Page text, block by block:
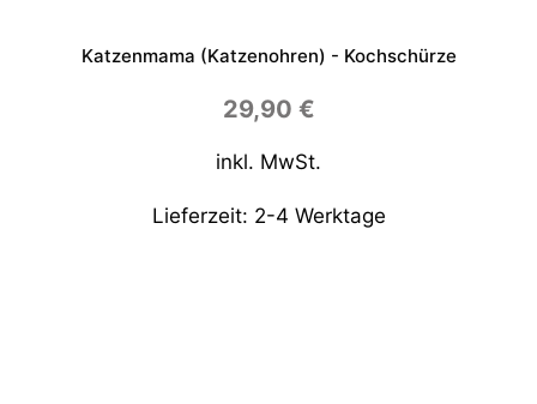
Katzenmama (Katzenohren) - Kochschürze
29,90 €
inkl. MwSt.
Lieferzeit: 2-4 Werktage